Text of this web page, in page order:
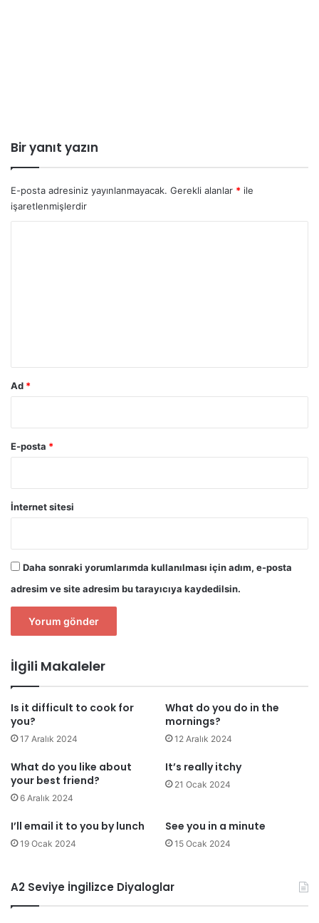
Bir yanıt yazın
E-posta adresiniz yayınlanmayacak. Gerekli alanlar * ile
işaretlenmişlerdir
Ad *
E-posta *
İnternet sitesi
Daha sonraki yorumlarımda kullanılması için adım, e-posta
adresim ve site adresim bu tarayıcıya kaydedilsin.
İlgili Makaleler
Is it difficult to cook for
you?
17 Aralık 2024
What do you do in the
mornings?
12 Aralık 2024
What do you like about
your best friend?
6 Aralık 2024
It’s really itchy
21 Ocak 2024
I’ll email it to you by lunch
19 Ocak 2024
See you in a minute
15 Ocak 2024
A2 Seviye İngilizce Diyaloglar